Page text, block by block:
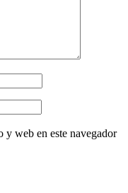
y web en este navegador